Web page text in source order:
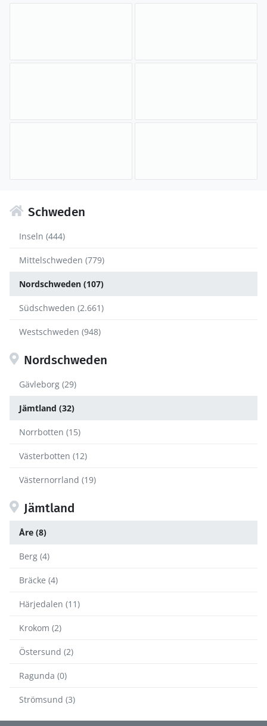
Schweden
Inseln (444)
Mittelschweden (779)
Nordschweden (107)
Südschweden (2.661)
Westschweden (948)
Nordschweden
Gävleborg (29)
Jämtland (32)
Norrbotten (15)
Västerbotten (12)
Västernorrland (19)
Jämtland
Åre (8)
Berg (4)
Bräcke (4)
Härjedalen (11)
Krokom (2)
Östersund (2)
Ragunda (0)
Strömsund (3)